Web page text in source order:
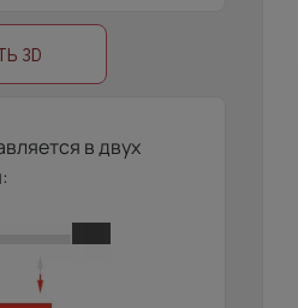
3D
в двух